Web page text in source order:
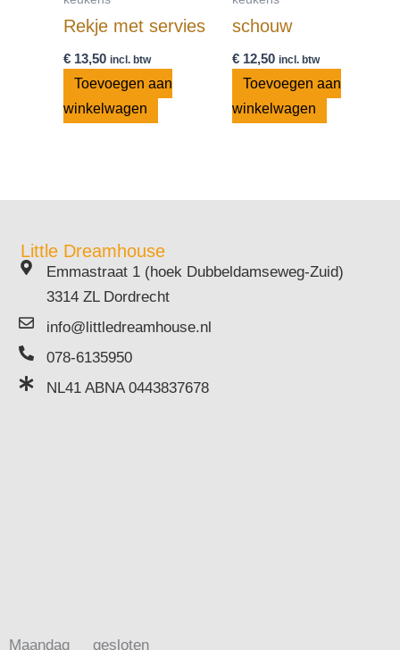
Rekje met servies
€ 13,50 incl. btw
Toevoegen aan
winkelwagen
schouw
€12,50 incl. btw
Toevoegen aan
winkelwagen
Little Dreamhouse
Emmastraat 1 (hoek Dubbeldamseweg-Zuid)
3314 ZL Dordrecht
info@littledreamhouse.nl
078-6135950
NL41 ABNA 0443837678
Maandag gesloten